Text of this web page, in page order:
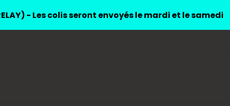
- Les colis seront envoyés le mardi et le samedi